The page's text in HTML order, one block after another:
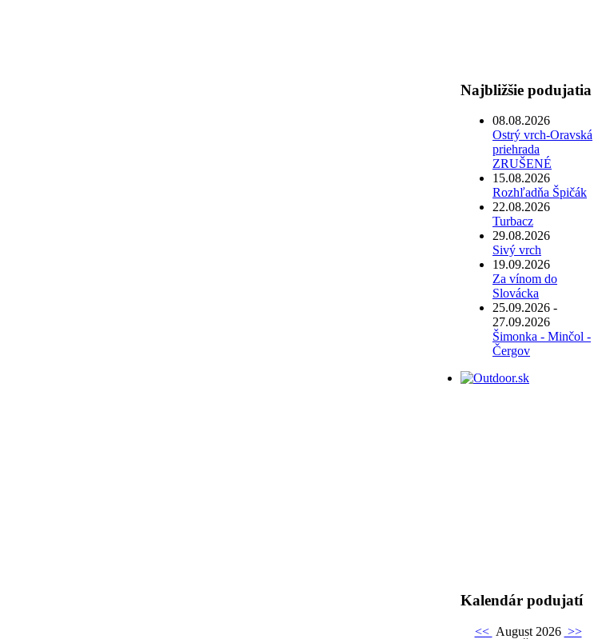
Najbližšie podujatia
08.08.2026
Ostrý vrch-Oravská
priehrada
ZRUŠENÉ
15.08.2026
Rozhľadňa Špičák
22.08.2026
Turbacz
29.08.2026
Sivý vrch
19.09.2026
Za vínom do
Slovácka
25.09.2026 -
27.09.2026
Šimonka - Minčol -
Čergov
Kalendár podujatí
<< August 2026 >>